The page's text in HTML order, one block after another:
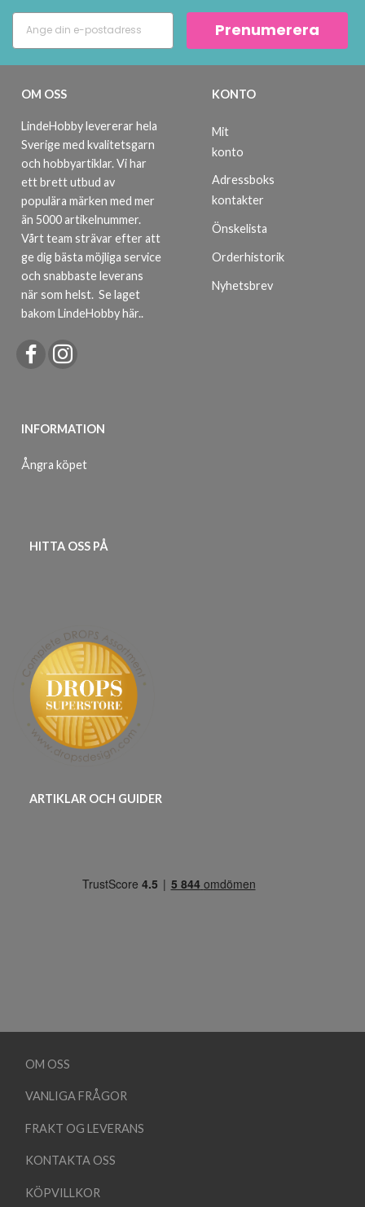
Prenumerera
OM OSS
LindeHobby levererar hela
Sverige med kvalitetsgarn
och hobbyartiklar. Vi har
ett brett utbud av
populära märken med mer
än 5000 artikelnummer.
Vårt team strävar efter att
ge dig bästa möjliga service
och snabbaste leverans
när som helst. Se laget
bakom LindeHobby här..
INFORMATION
Ångra köpet
KONTO
Mit
konto
Adressboks
kontakter
Önskelista
Orderhistorik
Nyhetsbrev
HITTA OSS PÅ
ARTIKLAR OCH GUIDER
OM OSS
VANLIGA FRÅGOR
FRAKT OG LEVERANS
KONTAKTA OSS
KÖPVILLKOR